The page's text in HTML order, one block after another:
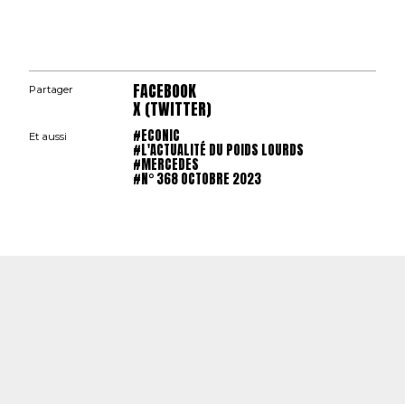
Partager FACEBOOK
X (TWITTER)
Et aussi #ECONIC
#L'ACTUALITÉ DU POIDS LOURDS
#MERCEDES
#N° 368 OCTOBRE 2023